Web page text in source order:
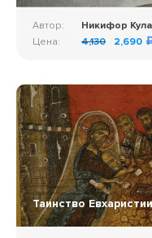
Автор:
Никифор
Цена:
4,130 2,690
Таинство Евхаристии